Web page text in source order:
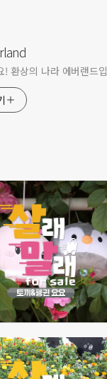
! 환상의 나라 에버랜드